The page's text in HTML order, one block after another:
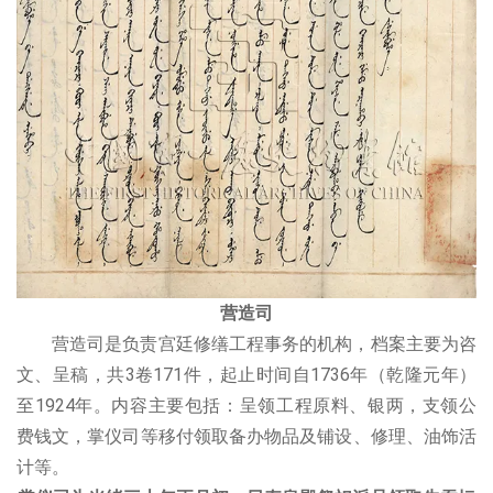
营造司
营造司是负责宫廷修缮工程事务的机构，档案主要为咨
文、呈稿，共3卷171件，起止时间自1736年（乾隆元年）
至1924年。内容主要包括：呈领工程原料、银两，支领公
费钱文，掌仪司等移付领取备办物品及铺设、修理、油饰活
计等。